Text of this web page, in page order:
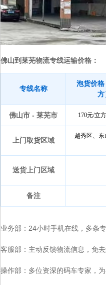
佛山到莱芜物流专线运输价格：
专线名称
泡货价
方
佛山市 - 莱芜市 170元/立
上门取货区域
越秀区、
送货上门区域
备注
业务部：24小时手机在线，多条
客服部：主动反馈物流信息，免
操作部：多位资深的码车专家，